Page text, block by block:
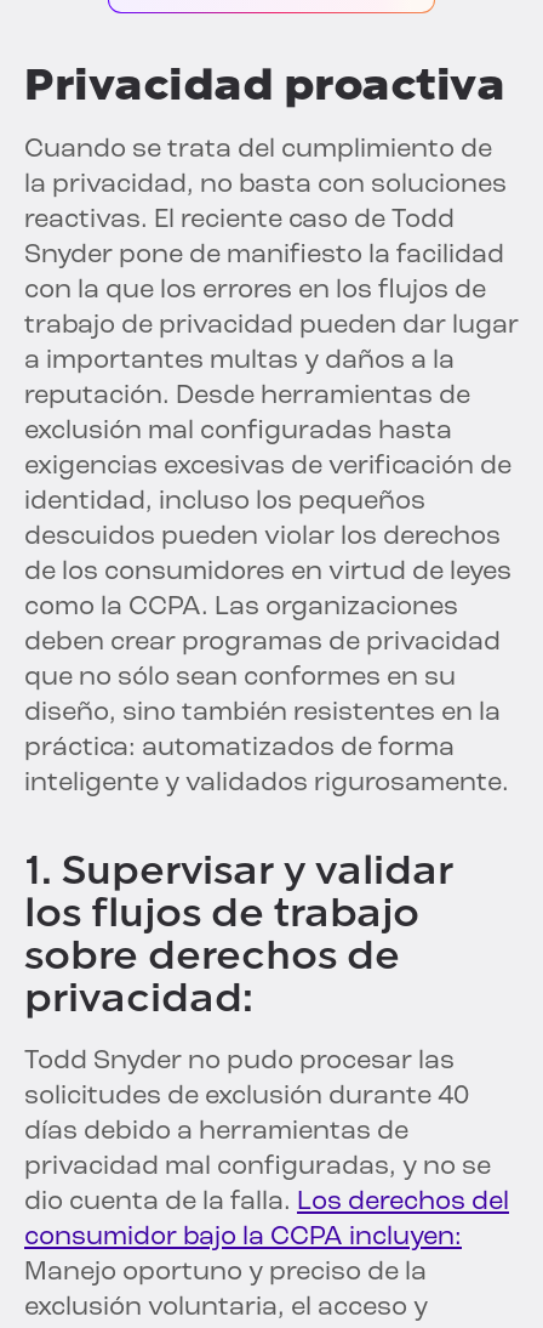
Privacidad proactiva
Cuando se trata del cumplimiento de
la privacidad, no basta con soluciones
reactivas. El reciente caso de Todd
Snyder pone de manifiesto la facilidad
con la que los errores en los flujos de
trabajo de privacidad pueden dar lugar
a importantes multas y daños a la
reputación. Desde herramientas de
exclusión mal configuradas hasta
exigencias excesivas de verificación de
identidad, incluso los pequeños
descuidos pueden violar los derechos
de los consumidores en virtud de leyes
como la CCPA. Las organizaciones
deben crear programas de privacidad
que no sólo sean conformes en su
diseño, sino también resistentes en la
práctica: automatizados de forma
inteligente y validados rigurosamente.
1. Supervisar y validar
los flujos de trabajo
sobre derechos de
privacidad:
Todd Snyder no pudo procesar las
solicitudes de exclusión durante 40
días debido a herramientas de
privacidad mal configuradas, y no se
dio cuenta de la falla. Los derechos del
consumidor bajo la CCPA incluyen:
Manejo oportuno y preciso de la
exclusión voluntaria, el acceso y